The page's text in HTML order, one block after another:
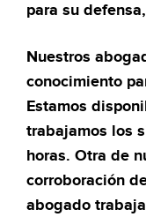
para su
Nuestros
conocimiento
Estamos
trabajamos los
horas. Otra de
corroboración
abogado